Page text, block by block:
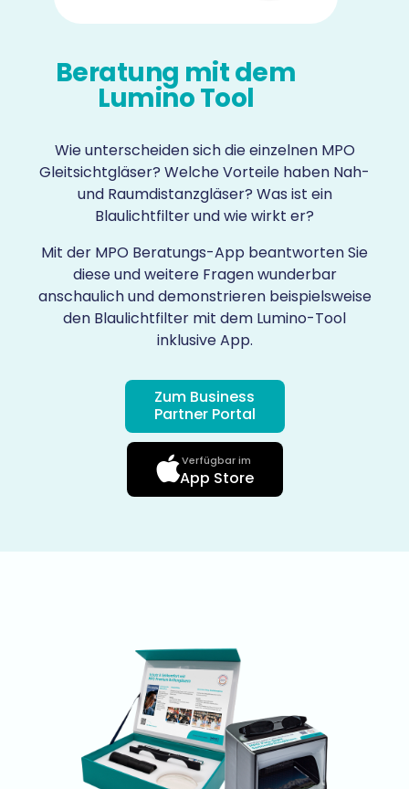
Beratung mit dem
Lumino Tool
Wie unterscheiden sich die einzelnen MPO
Gleitsichtgläser? Welche Vorteile haben Nah-
und Raumdistanzgläser? Was ist ein
Blaulichtfilter und wie wirkt er?
Mit der MPO Beratungs-App beantworten Sie
diese und weitere Fragen wunderbar
anschaulich und demonstrieren beispielsweise
den Blaulichtfilter mit dem Lumino-Tool
inklusive App.
Zum Business
Partner Portal
Verfügbar im
App Store